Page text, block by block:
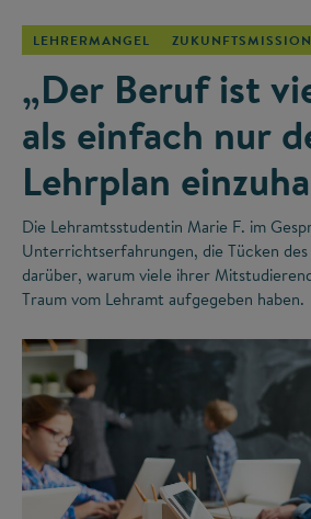
LEHRERMANGEL
„Der Beruf ist
als einfach nur
Lehrplan
Die Lehramtsstudentin Marie F. im
Unterrichtserfahrungen, die Tücken des
darüber, warum viele ihrer
Traum vom Lehramt aufgegeben haben.